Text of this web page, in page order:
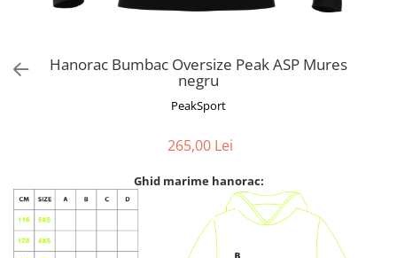
Hanorac Bumbac Oversize Peak ASP Mures
negru
PeakSport
265,00 Lei
Ghid marime hanorac: